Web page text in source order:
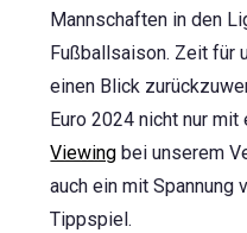
Mannschaften in den
Fußballsaison. Zeit für
einen Blick
Euro 2024 nicht nur
Viewing bei unserem
auch ein mit
Tippspiel.